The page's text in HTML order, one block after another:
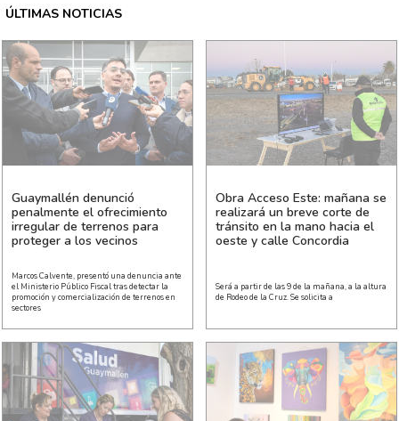
ÚLTIMAS NOTICIAS
Guaymallén denunció
penalmente el ofrecimiento
irregular de terrenos para
proteger a los vecinos
Marcos Calvente, presentó una denuncia ante
el Ministerio Público Fiscal tras detectar la
promoción y comercialización de terrenos en
sectores
Obra Acceso Este: mañana se
realizará un breve corte de
tránsito en la mano hacia el
oeste y calle Concordia
Será a partir de las 9 de la mañana, a la altura
de Rodeo de la Cruz. Se solicita a